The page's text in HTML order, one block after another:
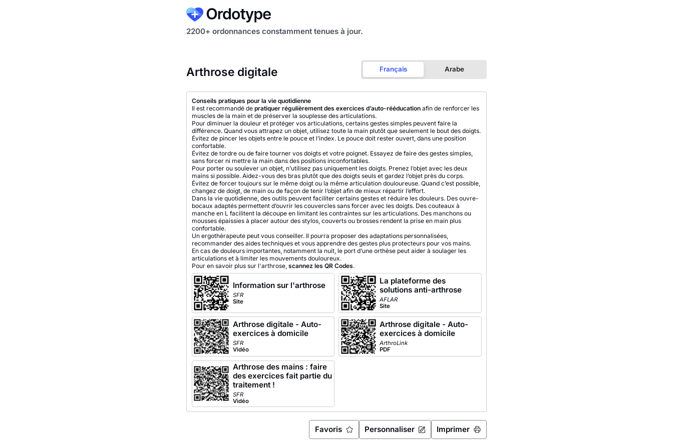
2200+ ordonnances constamment tenues à jour.
Arthrose digitale Français Arabe
Conseils pratiques pour la vie quotidienne
Il est recommandé depratiquer régulièrement des exercices d’auto-rééducationafin de renforcer les
muscles de la main et de préserver la souplesse des articulations.
Pour diminuer la douleur et protéger vos articulations, certains gestes simples peuvent faire la
différence. Quand vous attrapez un objet, utilisez toute la main plutôt que seulement le bout des doigts.
Évitez de pincer les objets entre le pouce et l’index. Le pouce doit rester ouvert, dans une position
confortable.
Évitez de tordre ou de faire tourner vos doigts et votre poignet. Essayez de faire des gestes simples,
sans forcer ni mettre la main dans des positions inconfortables.
Pour porter ou soulever un objet, n’utilisez pas uniquement les doigts. Prenez l’objet avec les deux
mains si possible. Aidez-vous des bras plutôt que des doigts seuls et gardez l’objet près du corps.
Évitez de forcer toujours sur le même doigt ou la même articulation douloureuse. Quand c’est possible,
changez de doigt, de main ou de façon de tenir l’objet afin de mieux répartir l’effort.
Dans la vie quotidienne, des outils peuvent faciliter certains gestes et réduire les douleurs. Des ouvre-
bocaux adaptés permettent d’ouvrir les couvercles sans forcer avec les doigts. Des couteaux à
manche en L facilitent la découpe en limitant les contraintes sur les articulations. Des manchons ou
mousses épaissies à placer autour des stylos, couverts ou brosses rendent la prise en main plus
confortable.
Un ergothérapeute peut vous conseiller. Il pourra proposer des adaptations personnalisées,
recommander des aides techniques et vous apprendre des gestes plus protecteurs pour vos mains.
En cas de douleurs importantes, notamment la nuit, le port d’une orthèse peut aider à soulager les
articulations et à limiter les mouvements douloureux.
Pour en savoir plus sur l'arthrose, scannez les QR Codes.
Information sur l'arthrose
SFR
Site
La plateforme des
solutions anti-arthrose
AFLAR
Site
Arthrose digitale - Auto-
exercices à domicile
SFR
Vidéo
Arthrose digitale - Auto-
exercices à domicile
ArthroLink
PDF
Arthrose des mains : faire
des exercices fait partie du
traitement !
SFR
Vidéo
Favoris Personnaliser Imprimer